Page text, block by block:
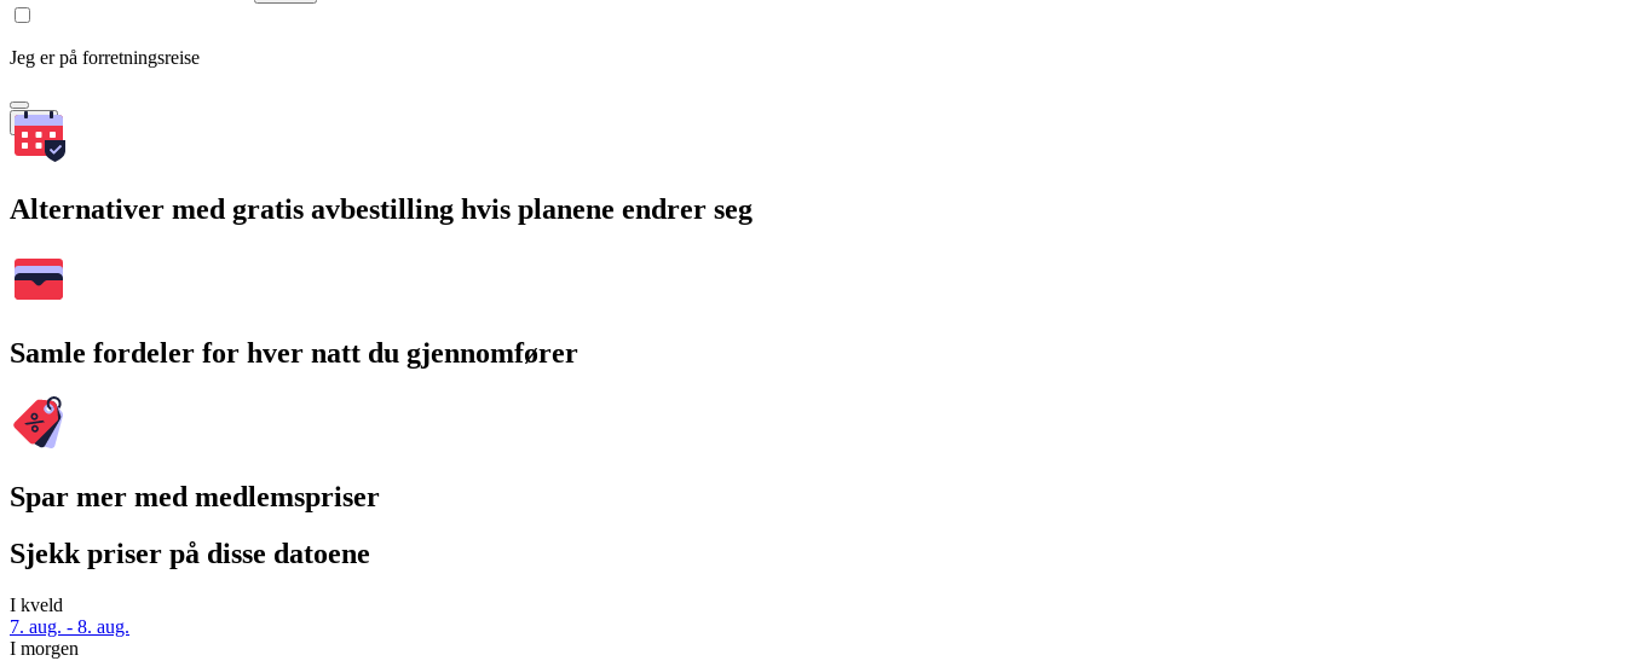
Jeg er på forretningsreise
Søk
Alternativer med gratis avbestilling hvis planene endrer seg
Samle fordeler for hver natt du gjennomfører
Spar mer med medlemspriser
Sjekk priser på disse datoene
I kveld
7. aug. - 8. aug.
I morgen